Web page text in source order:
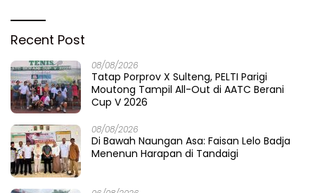
Recent Post
08/08/2026
Tatap Porprov X Sulteng, PELTI Parigi
Moutong Tampil All-Out di AATC Berani
Cup V 2026
08/08/2026
Di Bawah Naungan Asa: Faisan Lelo Badja
Menenun Harapan di Tandaigi